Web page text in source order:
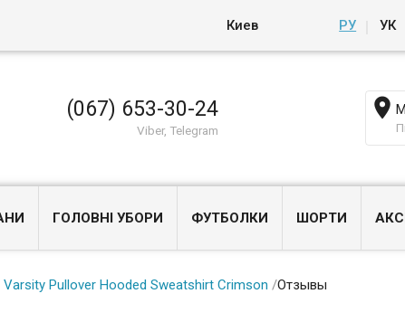
Киев РУ УК
(067) 653-30-24
Viber, Telegram

ГОЛОВНІ УБОРИ ФУТБОЛКИ ШОРТИ
Pullover Hooded Sweatshirt Crimson /Отзывы